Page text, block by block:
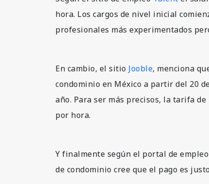
hora. Los cargos de nivel inicial
profesionales más experimentados
En cambio, el sitio Jooble, menciona
condominio en México a partir del 20
año. Para ser más precisos, la tarifa de
por hora.
Y finalmente según el portal de empleo
de condominio cree que el pago es